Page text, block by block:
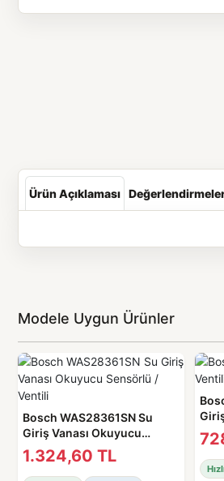
Ürün Açıklaması
Modele Uygun Ürünler
Bosch WAS28361SN Su
Giriş Vanası Okuyucu
Sensörlü / Ventili
1.324,60 TL